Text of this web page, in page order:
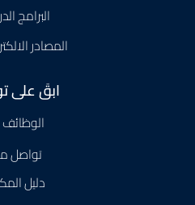
البرامج
المصادر
ابقَ على
الوظائف
تواصل
دليل